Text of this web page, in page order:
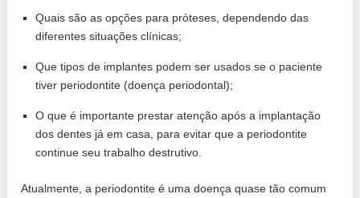
Quais são as opções para próteses, dependendo das
diferentes situações clínicas;
Que tipos de implantes podem ser usados ​​se o paciente
tiver periodontite (doença periodontal);
O que é importante prestar atenção após a implantação
dos dentes já em casa, para evitar que a periodontite
continue seu trabalho destrutivo.
Atualmente, a periodontite é uma doença quase tão comum